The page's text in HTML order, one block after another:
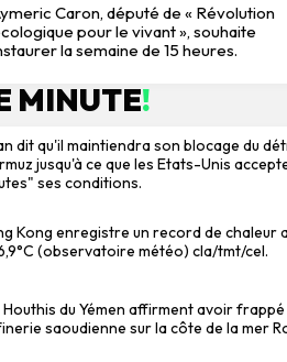
Caron, député de « Révolution
pour le vivant », souhaite
la semaine de 15 heures.
MINUTE!
dit qu'il maintiendra son blocage du
jusqu'à ce que les Etats-Unis
ses conditions.
Kong enregistre un record de chaleur
(observatoire météo) cla/tmt/cel.
Houthis du Yémen affirment avoir frappé
saoudienne sur la côte de la mer